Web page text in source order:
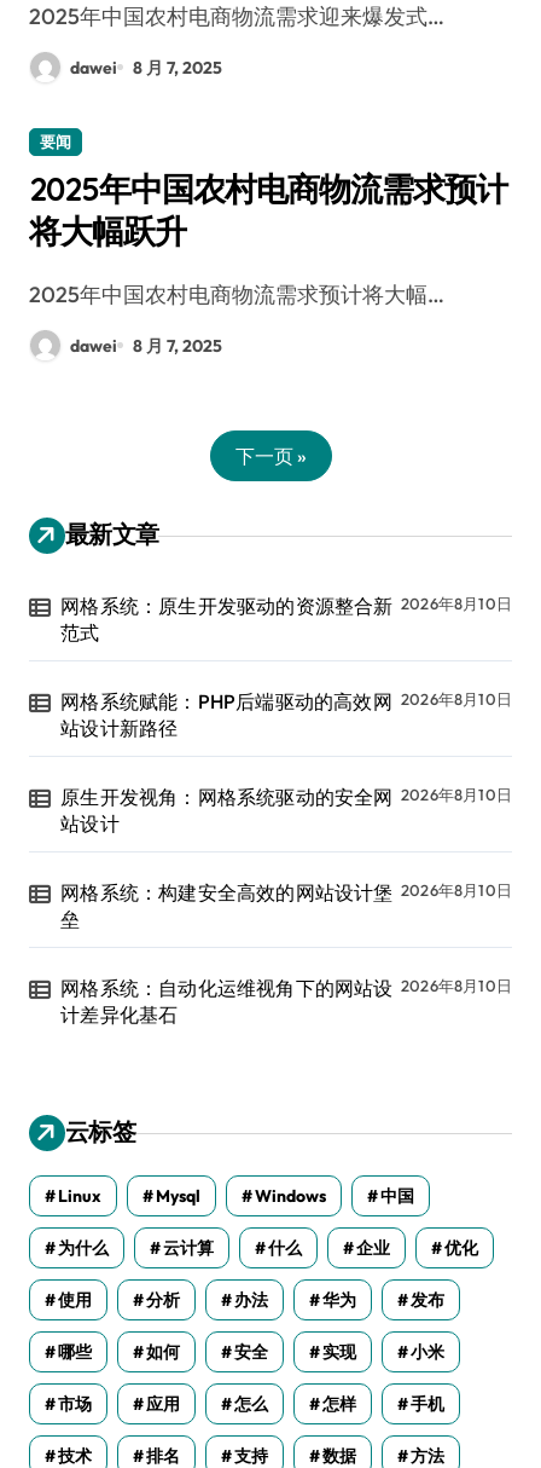
2025年中国农村电商物流需求迎来爆发式…
dawei 8 月 7, 2025
要闻
2025年中国农村电商物流需求预计
将大幅跃升
2025年中国农村电商物流需求预计将大幅…
dawei 8 月 7, 2025
下一页 »
最新文章
网格系统：原生开发驱动的资源整合新
范式
2026年8月10日
网格系统赋能：PHP后端驱动的高效网
站设计新路径
2026年8月10日
原生开发视角：网格系统驱动的安全网
站设计
2026年8月10日
网格系统：构建安全高效的网站设计堡
垒
2026年8月10日
网格系统：自动化运维视角下的网站设
计差异化基石
2026年8月10日
云标签
Linux Mysql Windows 中国
为什么 云计算 什么 企业 优化
使用 分析 办法 华为 发布
哪些 如何 安全 实现 小米
市场 应用 怎么 怎样 手机
技术 排名 支持 数据 方法